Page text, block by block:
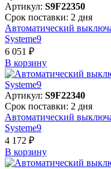
Артикул: S9F22350
Срок поставки: 2 дня
Автоматический
Systeme9
6 051 ₽
В корзинy
Артикул: S9F22340
Срок поставки: 2 дня
Автоматический
Systeme9
4 172 ₽
В корзинy